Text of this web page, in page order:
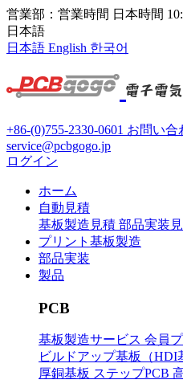
営業部：営業時間 日本時間
日本語
日本語 English 한국어
+86-(0)755-2330-0601 お問い合
service@pcbgogo.jp
ログイン
ホーム
自動見積
基板製造見積 部品実装
プリント基板製造
部品実装
製品
PCB
基板製造サービス 会員
ビルドアップ基板（HDI
厚銅基板 ステップPCB